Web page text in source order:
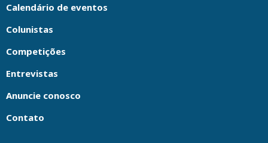
Calendário de eventos
Colunistas
Competições
Entrevistas
Anuncie conosco
Contato